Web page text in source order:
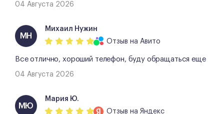
04 Августа 2026
МН
Михаил Нужин
Отзыв на Авито
Все отлично, хороший телефон, буду обращаться еще
04 Августа 2026
МЮ
Мария Ю.
Отзыв на Яндекс